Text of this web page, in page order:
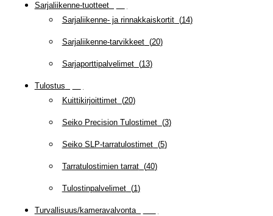
Sarjaliikenne-tuotteet(
Sarjaliikenne- ja rinnakkaiskortit(14)
Sarjaliikenne-tarvikkeet(20)
Sarjaporttipalvelimet(13)
Tulostus
Kuittikirjoittimet(20)
Seiko Precision Tulostimet(3)
Seiko SLP-tarratulostimet(5)
Tarratulostimien tarrat(40)
Tulostinpalvelimet(1)
Turvallisuus/kameravalvonta(